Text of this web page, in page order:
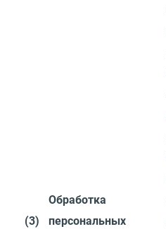
(3)
Обработка
персональных